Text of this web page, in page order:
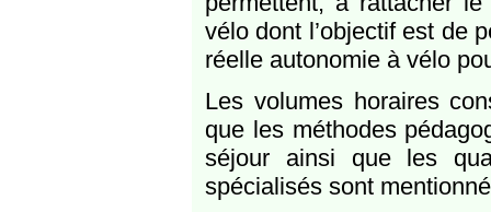
vélo dont l’objectif est de
réelle autonomie à vélo
Les volumes horaires
que les méthodes
séjour ainsi que les
spécialisés sont